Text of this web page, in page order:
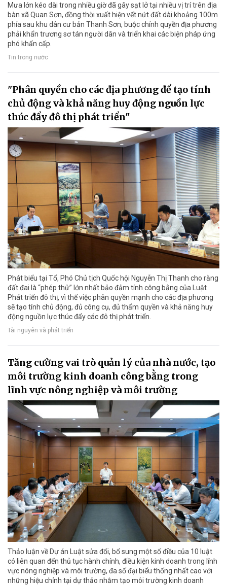
Mưa lớn kéo dài trong nhiều giờ đã gây sạt lở tại nhiều vị trí trên địa
bàn xã Quan Sơn, đồng thời xuất hiện vết nứt đất dài khoảng 100m
phía sau khu dân cư bản Thanh Sơn, buộc chính quyền địa phương
phải khẩn trương sơ tán người dân và triển khai các biện pháp ứng
phó khẩn cấp.
Tin trong nước
"Phân quyền cho các địa phương để tạo tính
chủ động và khả năng huy động nguồn lực
thúc đẩy đô thị phát triển"
Phát biểu tại Tổ, Phó Chủ tịch Quốc hội Nguyễn Thị Thanh cho rằng
đất đai là “phép thử” lớn nhất bảo đảm tính công bằng của Luật
Phát triển đô thị, vì thế việc phân quyền mạnh cho các địa phương
sẽ tạo tính chủ động, đủ công cụ, đủ thẩm quyền và khả năng huy
động nguồn lực thúc đẩy các đô thị phát triển.
Tài nguyên và phát triển
Tăng cường vai trò quản lý của nhà nước, tạo
môi trường kinh doanh công bằng trong
lĩnh vực nông nghiệp và môi trường
Thảo luận về Dự án Luật sửa đổi, bổ sung một số điều của 10 luật
có liên quan đến thủ tục hành chính, điều kiện kinh doanh trong lĩnh
vực nông nghiệp và môi trường, đa số đại biểu thống nhất cao với
những hiệu chỉnh tại dự thảo nhằm tạo môi trường kinh doanh